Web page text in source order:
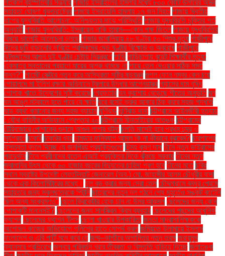
গতকাল বৃহস্পতিবার সন্ধ্যায় গাজায় ইসরাইলের হামলার মধ্যে ৮০০ কোটি ডলারের অস্ত্র
সহায়তা ঘোষণা যুক্তরাষ্ট্রের গাজায় ইসরায়েলি হামলায় ১৭ জন নিহত গাজায় দ্বিতীয়
ধাপের যুদ্ধবিরতি আলোচনা: অনিশ্চয়তার মাঝে পরিস্থিতি গাজায় যুদ্ধবিরতি চুক্তির শর্ত
অনুযায়ী গাজায় যুদ্ধবিরতি: ইসরায়েল নাকি হামাস—কোন পক্ষ জিতল গাজায় যুদ্ধবিরতির
বিষয়ে ভালোই আলোচনা চলছে গাজার জাবালিয়ায় ৪৮ ঘণ্টায় ৫০ শিশুর মৃত্যু গাজীপুরে
ঈদের ছুটি বাড়ানোর দাবিতে শ্রমিকদের দেড় ঘণ্টার বিক্ষোভ ও অবরোধ গাজীপুরে
ঝুটগুদামের আগুন দুই ঘণ্টার চেষ্টায় নিয়ন্ত্রণে গাড়ি গাড়িচাপায় বুয়েট শিক্ষার্থীর মৃত্যু:
একমাত্র সন্তানের প্রয়াণে মায়ের অশ্রু থামছে না গায়ে তেল দেওয়ার সঠিক সময়
কখন?" গার্মেন্ট সেক্টরে নতুন করে অস্থিরতা সৃষ্টির ষড়যন্ত্র গুগল ফোন নম্বর কেন চায়
গোয়ালন্দে মা ইলিশ রক্ষায় অভিযানে ট্রলারে উদ্ধার আগ্নেয়াস্ত্র গ্যাসের দাম বৃদ্ধি
পোশাক খাতে উদ্বেগের সৃষ্টি করেছে গ্রেফতার ঘন কুয়াশায় বেড়েছে শীতের অনুভূতি ঘন
ঘন আঙুল মটকালে হতে পারে যে ক্ষতি ঘরে বসেই ভ্রুর আকার ঠিক করার সহজ পদ্ধতি
ঘাড় ব্যথা কমানোর জন্য সহজ ব্যায়াম ঘূর্ণিঝড় ঘূর্ণিঝড় দানা চট্টগ্রামে আইনজীবী হত্যায়
: যৌথ বাহিনীর অভিযানে গ্রেপ্তার ২০ চট্টগ্রামে ছিনতাইয়ের আতঙ্ক চট্টগ্রামের
টেরিবাজারে পোশাকের গুদামে আগুন লাগার ঘটনা চলতি মাসেই হবে প্রথম চন্দ্র ও
সূর্যগ্রহণ চাকরি চাকরির খবর চামড়ার মানিব্যাগ আসল কি না কীভাবে বুঝবেন? চারপাশের
বাস্তবতা বদলে দিচ্ছে যে জনপ্রিয় প্রযুক্তিগুলো চিন্ময় কৃষ্ণ দাস চীনে নতুন ভাইরাসের
প্রাদুর্ভাব চীনে প্রবীণদের যত্নে এআই প্রযুক্তির দিকে ঝুঁকছে সরকার চীনের নতুন
জ্বালানির উৎস থেকে ৬০ হাজার বছরের বিদ্যুতের চাহিদা পূরণ হবে চীনের মতে চুরির
স্থান স্বরাষ্ট্র উপদেষ্টা লেফটেন্যান্ট জেনারেল (অব.) মো. জাহাঙ্গীর আলম চৌধুরীর বাসা
থেকে এক কিলোমিটারের মধ্যে। চুল বড় করার জন্য সেরা তেল চৌদ্দগ্রামে বন্ধুর প্রেমে
সহায়তার জন্য স্কুলছাত্রকে পিটুনি ছাত্রদের নতুন দল গঠনে শেষ মুহূর্তেও সঙ্কট কাটেনি
ছিল অন্য সংক্রমণও" ছেলে ক্রিকেটার হোক চান না উমর আকমল ছেলেদের জন্য কোন
পোশাকটি মানানসই? ছেলেদের জন্য সানস্ক্রিন ক্রিম ব্যবহার ছেলেদের পছন্দের আধুনিক
ফ্যাশন ছেলেদের ফ্যাশন টিপস ছোলা খাওয়ার উপকারিতা জনতা মাদ্রাসাশিক্ষককে
অশোভন কাজের অভিযোগে পুলিশের হাতে সোপর্দ করল জমিয়তে উলামায়ে ইসলাম
বাংলাদেশ ও এবি পার্টি মনে করে যে জম্মু–কাশ্মীরে অশান্তির নতুন তরঙ্গ জরায়ুমুখ
ক্যানসার প্রতিরোধ জলবায়ু পরিবর্তন খরার তীব্রতা ও বিস্তৃতি বাড়িয়ে দিচ্ছে জলাতঙ্ক